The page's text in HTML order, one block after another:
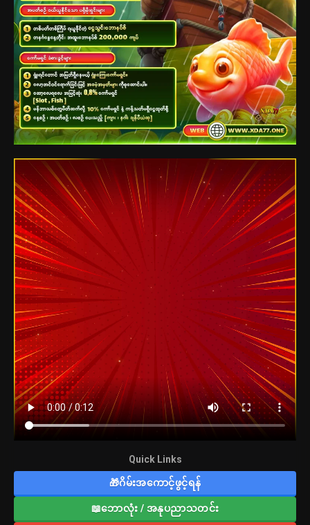
Quick Links
🎁ဂိမ်းအကောင့်ဖွင့်ရန်
📖ဘောလုံး / အနုပညာသတင်း